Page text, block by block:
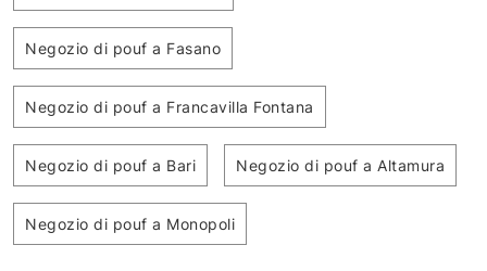
Negozio di pouf a Fasano
Negozio di pouf a Francavilla Fontana
Negozio di pouf a Bari Negozio di pouf a Altamura
Negozio di pouf a Monopoli